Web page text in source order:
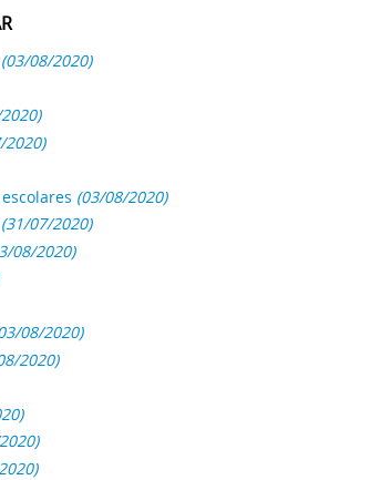
(03/08/2020)
2020)
(03/08/2020)
(31/07/2020)
08/2020)
08/2020)
2020)